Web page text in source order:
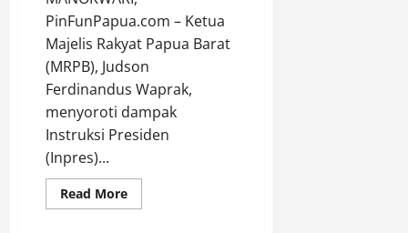
PinFunPapua.com – Ketua
Majelis Rakyat Papua Barat
(MRPB), Judson
Ferdinandus Waprak,
menyoroti dampak
Instruksi Presiden
(Inpres)...
Read MoreRead
more